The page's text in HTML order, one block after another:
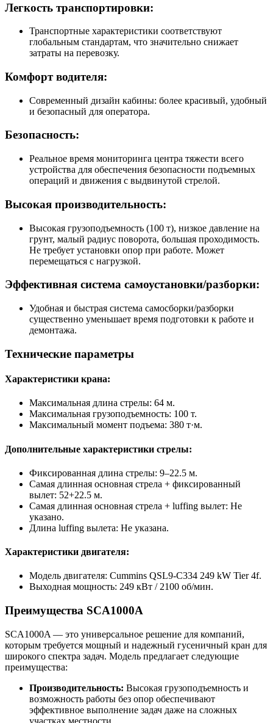
Легкость транспортировки:
Транспортные характеристики соответствуют
глобальным стандартам, что значительно снижает
затраты на перевозку.
Комфорт водителя:
Современный дизайн кабины: более красивый, удобный
и безопасный для оператора.
Безопасность:
Реальное время мониторинга центра тяжести всего
устройства для обеспечения безопасности подъемных
операций и движения с выдвинутой стрелой.
Высокая производительность:
Высокая грузоподъемность (100 т), низкое давление на
грунт, малый радиус поворота, большая проходимость.
Не требует установки опор при работе. Может
перемещаться с нагрузкой.
Эффективная система самоустановки/разборки:
Удобная и быстрая система самосборки/разборки
существенно уменьшает время подготовки к работе и
демонтажа.
Технические параметры
Характеристики крана:
Максимальная длина стрелы: 64 м.
Максимальная грузоподъемность: 100 т.
Максимальный момент подъема: 380 т·м.
Дополнительные характеристики стрелы:
Фиксированная длина стрелы: 9–22.5 м.
Самая длинная основная стрела + фиксированный
вылет: 52+22.5 м.
Самая длинная основная стрела + luffing вылет: Не
указано.
Длина luffing вылета: Не указана.
Характеристики двигателя:
Модель двигателя: Cummins QSL9-C334 249 kW Tier 4f.
Выходная мощность: 249 кВт / 2100 об/мин.
Преимущества SCA1000A
SCA1000A — это универсальное решение для компаний,
которым требуется мощный и надежный гусеничный кран для
широкого спектра задач. Модель предлагает следующие
преимущества:
Производительность: Высокая грузоподъемность и
возможность работы без опор обеспечивают
эффективное выполнение задач даже на сложных
участках местности.